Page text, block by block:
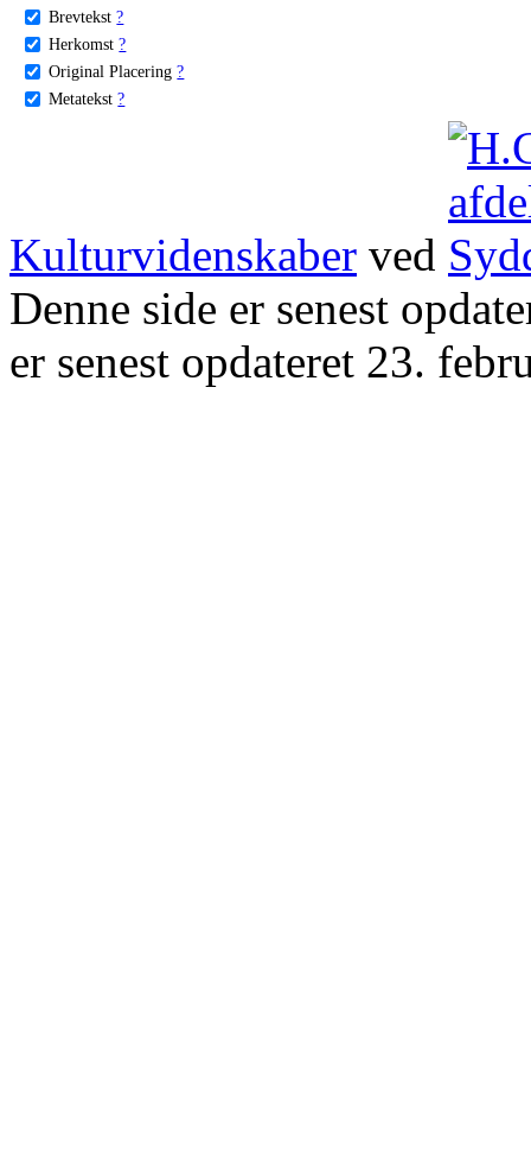
Brevtekst ?
Herkomst ?
Original Placering ?
Metatekst ?
Kulturvidenskaber ved
Denne side er senest
er senest opdateret 23.